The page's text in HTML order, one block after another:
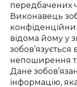
передбачених
Виконавець
відома йому у
непоширення
Дане
інформацію,